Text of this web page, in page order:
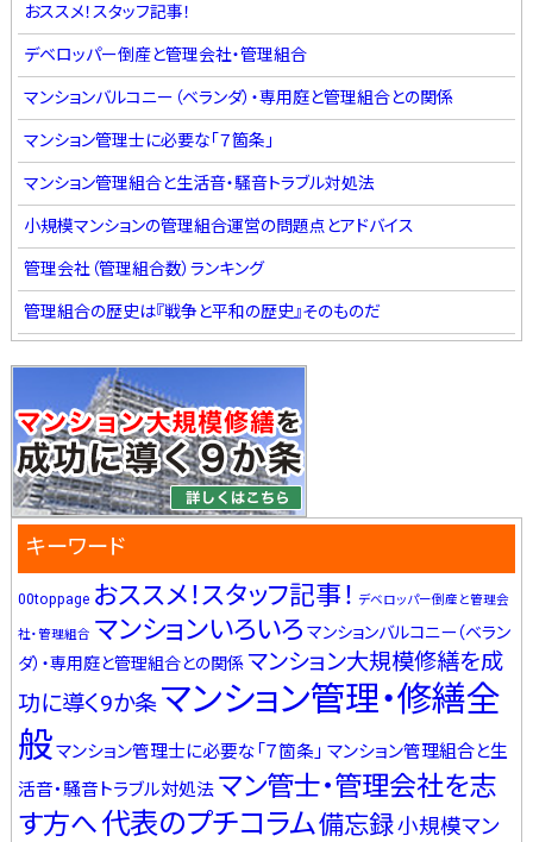
おススメ！スタッフ記事！
デベロッパー倒産と管理会社・管理組合
マンションバルコニー（ベランダ）・専用庭と管理組合との関係
マンション管理士に必要な「７箇条」
マンション管理組合と生活音・騒音トラブル対処法
小規模マンションの管理組合運営の問題点とアドバイス
管理会社（管理組合数）ランキング
管理組合の歴史は『戦争と平和の歴史』そのものだ
キーワード
00toppage おススメ！スタッフ記事！ デベロッパー倒産と管理会
社・管理組合 マンションいろいろ マンションバルコニー（ベラン
ダ）・専用庭と管理組合との関係 マンション大規模修繕を成
功に導く9か条マンション管理・修繕全
般マンション管理士に必要な「７箇条」 マンション管理組合と生
活音・騒音トラブル対処法 マン管士・管理会社を志
す方へ代表のプチコラム備忘録小規模マン